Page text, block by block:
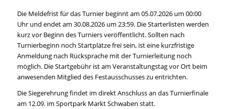
Die Meldefrist für das Turnier beginnt am 05.07.2026 um 00:00
Uhr und endet am 30.08.2026 um 23:59. Die Starterlisten werden
kurz vor Beginn des Turniers veröffentlicht. Sollten nach
Turnierbeginn noch Startplätze frei sein, ist eine kurzfristige
Anmeldung nach Rücksprache mit der Turnierleitung noch
möglich. Die Startgebühr ist am Veranstaltungstag vor Ort beim
anwesenden Mitglied des Festausschusses zu entrichten.
Die Siegerehrung findet im direkt Anschluss an das Turnierfinale
am 12.09. im Sportpark Markt Schwaben statt.